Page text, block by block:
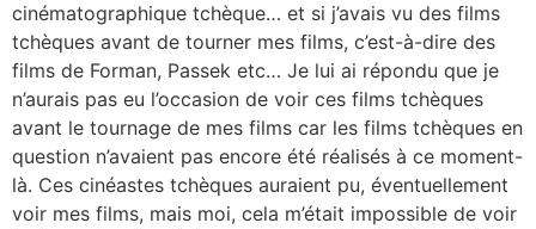
cinématographique tchèque… et si j’avais vu des films
tchèques avant de tourner mes films, c’est-à-dire des
films de Forman, Passek etc… Je lui ai répondu que je
n’aurais pas eu l’occasion de voir ces films tchèques
avant le tournage de mes films car les films tchèques en
question n’avaient pas encore été réalisés à ce moment-
là. Ces cinéastes tchèques auraient pu, éventuellement
voir mes films, mais moi, cela m’était impossible de voir